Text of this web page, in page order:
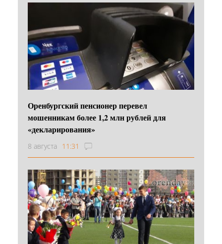
Оренбургский пенсионер перевел
мошенникам более 1,2 млн рублей для
«декларирования»
8 августа 11:31